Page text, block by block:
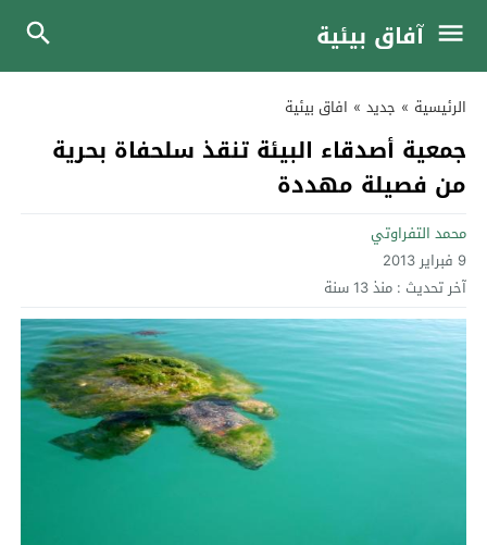
آفاق بيئية
الرئيسية » جديد » افاق بيئية
جمعية أصدقاء البيئة تنقذ سلحفاة بحرية
من فصيلة مهددة
محمد التفراوتي
9 فبراير 2013
آخر تحديث : منذ 13 سنة